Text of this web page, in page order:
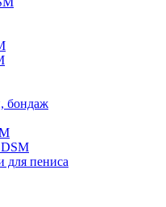
бондаж
для пениса